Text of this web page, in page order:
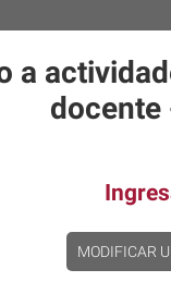
a
docente
MODIFICAR